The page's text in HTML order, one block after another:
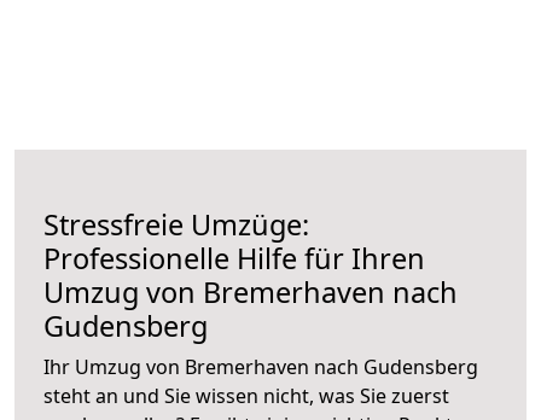
Stressfreie Umzüge:
Professionelle Hilfe für Ihren
Umzug von Bremerhaven nach
Gudensberg
Ihr Umzug von Bremerhaven nach Gudensberg
steht an und Sie wissen nicht, was Sie zuerst